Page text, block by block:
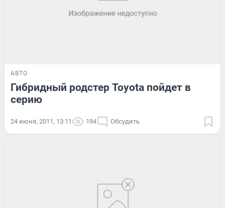
АВТО
Гибридный родстер Toyota пойдет в
серию
24 июня, 2011, 13:11 194 Обсудить